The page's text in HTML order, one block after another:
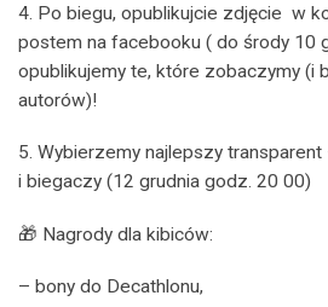
4. Po biegu, opublikujcie zdjęcie w
postem na facebooku ( do środy 10
opublikujemy te, które zobaczymy (i
autorów)!
5. Wybierzemy najlepszy
i biegaczy (12 grudnia godz. 20 00)
🎁 Nagrody dla kibiców:
– bony do Decathlonu,